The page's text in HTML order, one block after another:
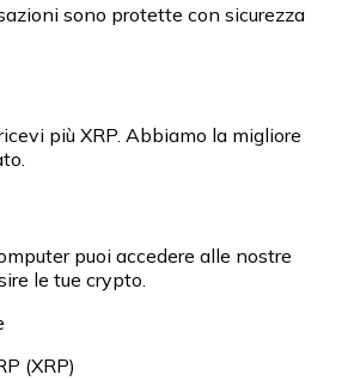
sono protette con sicurezza
più XRP. Abbiamo la migliore
puoi accedere alle nostre
le tue crypto.
(XRP)